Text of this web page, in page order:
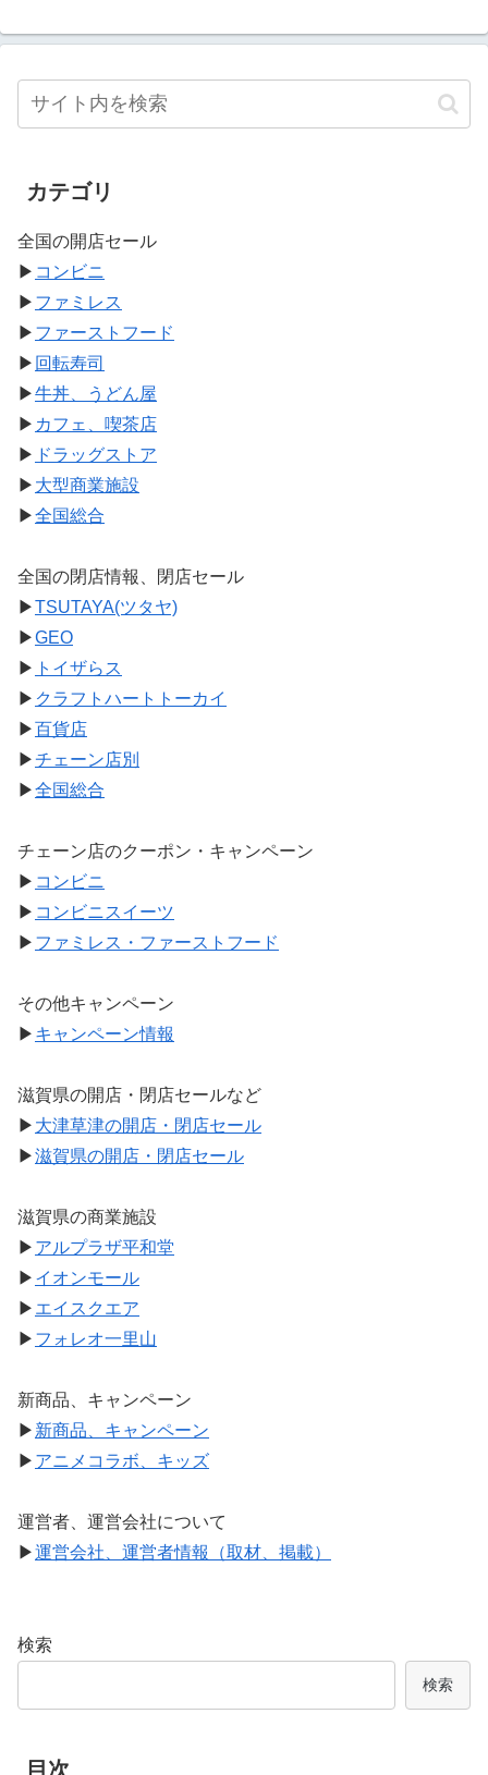
カテゴリ
全国の開店セール
▶ コンビニ
▶ ファミレス
▶ ファーストフード
▶ 回転寿司
▶牛丼、うどん屋
▶ カフェ、喫茶店
▶ ドラッグストア
▶ 大型商業施設
▶全国総合
全国の閉店情報、閉店セール
▶TSUTAYA(ツタヤ)
▶GEO
▶ トイザらス
▶ クラフトハートトーカイ
▶百貨店
▶チェーン店別
▶全国総合
チェーン店のクーポン・キャンペーン
▶ コンビニ
▶ コンビニスイーツ
▶ ファミレス・ファーストフード
その他キャンペーン
▶ キャンペーン情報
滋賀県の開店・閉店セールなど
▶ 大津草津の開店・閉店セール
▶滋賀県の開店・閉店セール
滋賀県の商業施設
▶ アルプラザ平和堂
▶ イオンモール
▶ エイスクエア
▶ フォレオ一里山
新商品、キャンペーン
▶ 新商品、キャンペーン
▶ アニメコラボ、キッズ
運営者、運営会社について
▶運営会社、運営者情報（取材、掲載）
検索
検索
目次